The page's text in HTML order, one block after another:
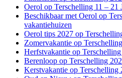
Oerol op Terschelling 11 – 21
Beschikbaar met Oerol op
vakantiehuizen
Oerol tips 2027 op
Zomervakantie op
Herfstvakantie op
Berenloop op Terschelling
Kerstvakantie op Terschelling